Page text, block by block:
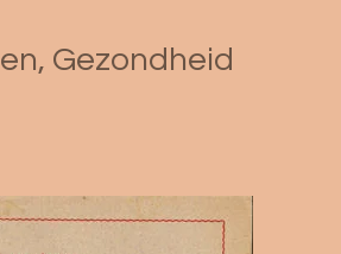
Gezondheid